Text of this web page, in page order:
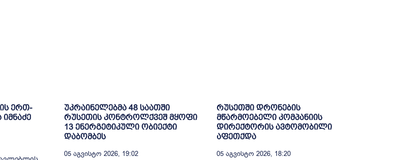
ერთ-
უკრაინელებმა 48 საათში
რუსეთის კონტროლქვეშ მყოფი
13 ენერგეტიკული ობიექტი
დაბომბეს
05 Აგვისტო 2026, 19:02
რუსეთში დრონების
მწარმოებელი კომპანიის
დირექტორის ავტომობილი
აფეთქდა
05 Აგვისტო 2026, 18:20